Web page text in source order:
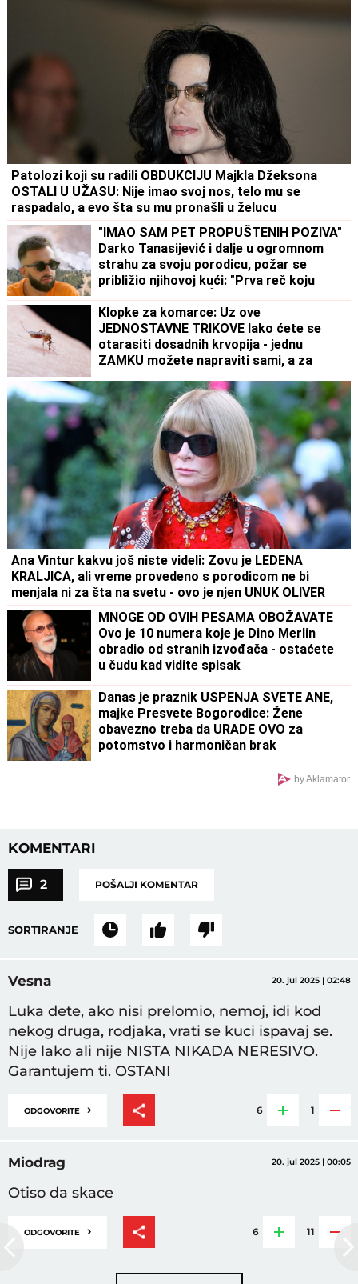
Patolozi koji su radili OBDUKCIJU Majkla Džeksona
OSTALI U UŽASU: Nije imao svoj nos, telo mu se
raspadalo, a evo šta su mu pronašli u želucu
"IMAO SAM PET PROPUŠTENIH POZIVA"
Darko Tanasijević i dalje u ogromnom
strahu za svoju porodicu, požar se
približio njihovoj kući: "Prva reč koju
sam čuo - IZGOREĆEMO"
Klopke za komarce: Uz ove
JEDNOSTAVNE TRIKOVE lako ćete se
otarasiti dosadnih krvopija - jednu
ZAMKU možete napraviti sami, a za
Ana Vintur kakvu još niste videli: Zovu je LEDENA
KRALJICA, ali vreme provedeno s porodicom ne bi
menjala ni za šta na svetu - ovo je njen UNUK OLIVER
MNOGE OD OVIH PESAMA OBOŽAVATE
Ovo je 10 numera koje je Dino Merlin
obradio od stranih izvođača - ostaćete
u čudu kad vidite spisak
Danas je praznik USPENJA SVETE ANE,
majke Presvete Bogorodice: Žene
obavezno treba da URADE OVO za
potomstvo i harmoničan brak
by Aklamator
KOMENTARI
2 POŠALJI KOMENTAR
SORTIRANJE
Vesna 20. jul 2025 | 02:48
Luka dete, ako nisi prelomio, nemoj, idi kod
nekog druga, rodjaka, vrati se kuci ispavaj se.
Nije lako ali nije NISTA NIKADA NERESIVO.
Garantujem ti. OSTANI
ODGOVORITE › 6 1
Miodrag 20. jul 2025 | 00:05
Otiso da skace
ODGOVORITE › 6 11